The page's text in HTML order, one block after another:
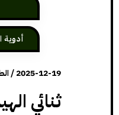
2025-12-19
/
ثنائي